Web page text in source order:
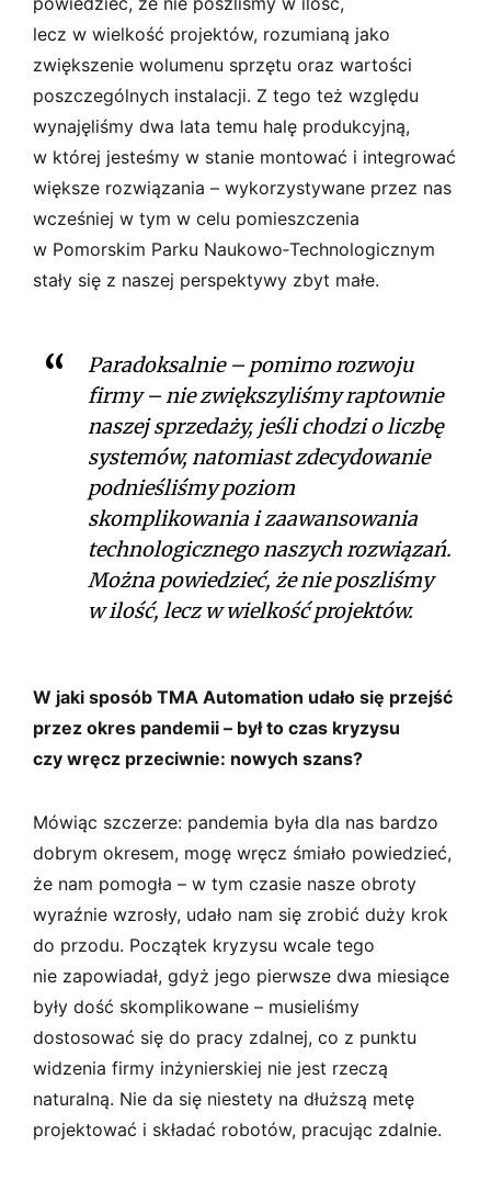
lecz w wielkość projektów, rozumianą jako
zwiększenie wolumenu sprzętu oraz wartości
poszczególnych instalacji. Z tego też względu
wynajęliśmy dwa lata temu halę produkcyjną,
w której jesteśmy w stanie montować i integrować
większe rozwiązania – wykorzystywane przez nas
wcześniej w tym w celu pomieszczenia
w Pomorskim Parku Naukowo­‑Technologicznym
stały się z naszej perspektywy zbyt małe.
Paradoksalnie – pomimo rozwoju
firmy – nie zwiększyliśmy raptownie
naszej sprzedaży, jeśli chodzi o liczbę
systemów, natomiast zdecydowanie
podnieśliśmy poziom
skomplikowania i zaawansowania
technologicznego naszych rozwiązań.
Można powiedzieć, że nie poszliśmy
w ilość, lecz w wielkość projektów.
W jaki sposób TMA Automation udało się przejść
przez okres pandemii – był to czas kryzysu
czy wręcz przeciwnie: nowych szans?
Mówiąc szczerze: pandemia była dla nas bardzo
dobrym okresem, mogę wręcz śmiało powiedzieć,
że nam pomogła – w tym czasie nasze obroty
wyraźnie wzrosły, udało nam się zrobić duży krok
do przodu. Początek kryzysu wcale tego
nie zapowiadał, gdyż jego pierwsze dwa miesiące
były dość skomplikowane – musieliśmy
dostosować się do pracy zdalnej, co z punktu
widzenia firmy inżynierskiej nie jest rzeczą
naturalną. Nie da się niestety na dłuższą metę
projektować i składać robotów, pracując zdalnie.